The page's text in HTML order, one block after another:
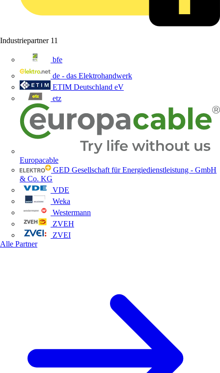
Industriepartner 11
bfe
de - das Elektrohandwerk
ETIM Deutschland eV
etz
Europacable
GED Gesellschaft für Energiedienstleistung - GmbH
& Co. KG
VDE
Weka
Westermann
ZVEH
ZVEI
Alle Partner